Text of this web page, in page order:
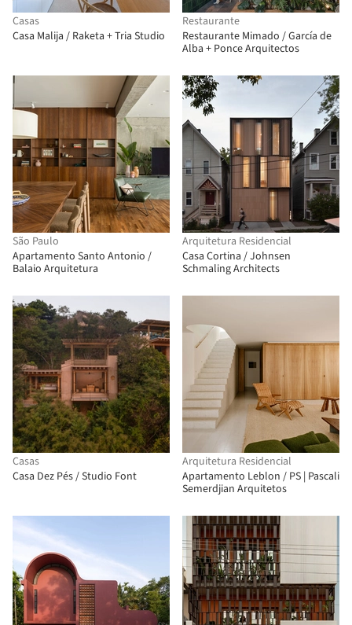
Casas
Casa Malija / Raketa + Tria Studio
Restaurante
Restaurante Mimado / García de
Alba + Ponce Arquitectos
São Paulo
Apartamento Santo Antonio /
Balaio Arquitetura
Arquitetura Residencial
Casa Cortina / Johnsen
Schmaling Architects
Casas
Casa Dez Pés / Studio Font
Arquitetura Residencial
Apartamento Leblon / PS | Pascali
Semerdjian Arquitetos